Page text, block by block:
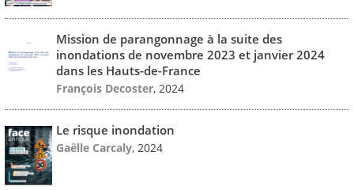
Mission de parangonnage à la suite des
inondations de novembre 2023 et janvier 2024
dans les Hauts-de-France
François Decoster, 2024
Le risque inondation
Gaëlle Carcaly, 2024